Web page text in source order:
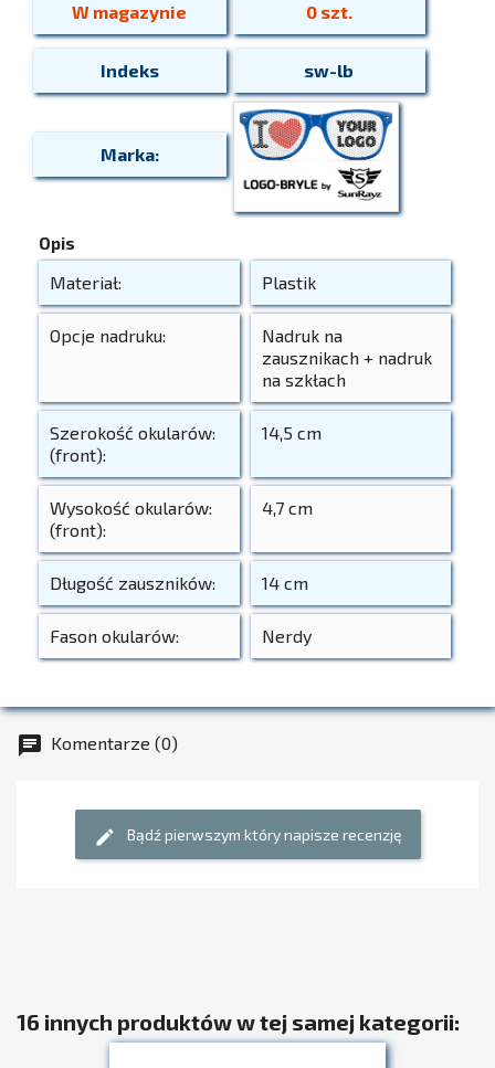
W magazynie 0 szt.
Indeks sw-lb
Marka:
Opis
Materiał: Plastik
Opcje nadruku:
Nadruk na
zausznikach + nadruk
na szkłach
Szerokość okularów:
(front):
14,5 cm
Wysokość okularów:
(front):
4,7 cm
Długość zauszników: 14 cm
Fason okularów: Nerdy
chat Komentarze (0)
edit Bądź pierwszym który napisze recenzję
16 innych produktów w tej samej kategorii: